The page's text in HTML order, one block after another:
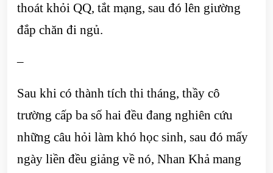
thoát khỏi QQ, tắt mạng, sau đó lên giường
đắp chăn đi ngủ.
–
Sau khi có thành tích thi tháng, thầy cô
trường cấp ba số hai đều đang nghiên cứu
những câu hỏi làm khó học sinh, sau đó mấy
ngày liền đều giảng về nó, Nhan Khả mang